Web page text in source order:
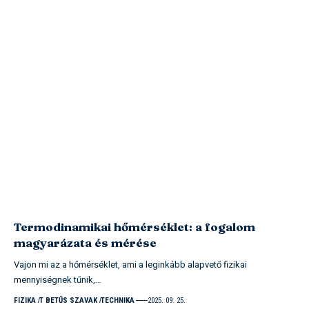
Termodinamikai hőmérséklet: a fogalom
magyarázata és mérése
Vajon mi az a hőmérséklet, ami a leginkább alapvető fizikai
mennyiségnek tűnik,…
FIZIKA T BETŰS SZAVAK TECHNIKA 2025. 09. 25.